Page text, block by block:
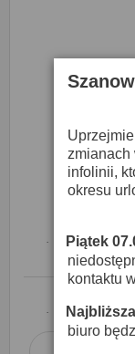
O
zmianach
infolinii,
okresu
· Piątek
kontaktu
·
biuro